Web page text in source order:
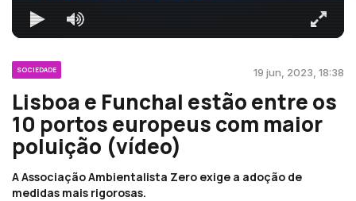
SOCIEDADE 19 jun, 2023, 18:38
Lisboa e Funchal estão entre os
10 portos europeus com maior
poluição (vídeo)
A Associação Ambientalista Zero exige a adoção de
medidas mais rigorosas.